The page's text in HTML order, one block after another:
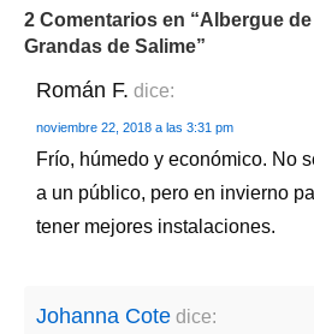
2 Comentarios en “Albergue
Grandas de Salime”
Román F. dice:
noviembre 22, 2018 a las 3:31 pm
Frío, húmedo y económico. No
a un público, pero en invierno
tener mejores instalaciones.
Johanna Cote dice: